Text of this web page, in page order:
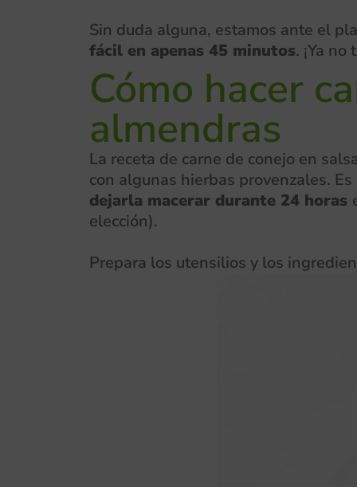
Sin duda alguna, estamos ante el
fácil en apenas 45 minutos. ¡Ya
Cómo hacer
almendras
La receta de carne de conejo en
con algunas hierbas provenzales.
dejarla macerar durante 24 horas
elección).
Prepara los utensilios y los